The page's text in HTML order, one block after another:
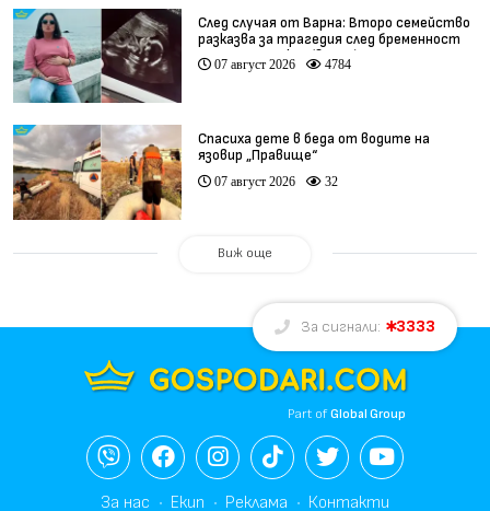
След случая от Варна: Второ семейство
разказва за трагедия след бременност
при същия лекар (видео)
07 август 2026 4784
Спасиха дете в беда от водите на
язовир „Правище“
07 август 2026 32
Виж още
За сигнали: 3333
Part ofGlobal Group
За нас Екип Реклама Контакти